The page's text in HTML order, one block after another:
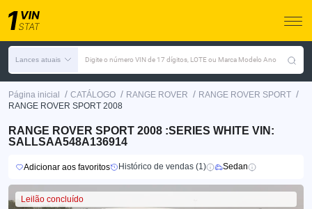
Lances atuais Digite o número VIN de 17 dígitos, LOTE ou Marca Modelo Ano
Página inicial / CATÁLOGO / RANGE ROVER / RANGE ROVER SPORT /
RANGE ROVER SPORT 2008
RANGE ROVER SPORT 2008 :SERIES WHITE VIN:
SALLSAA548A136914
Adicionar aos favoritos Histórico de vendas (1) Sedan
Leilão concluído